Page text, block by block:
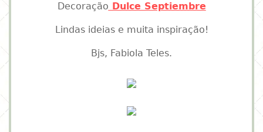
Decoração Dulce Septiembre
Lindas ideias e muita inspiração!
Bjs, Fabiola Teles.